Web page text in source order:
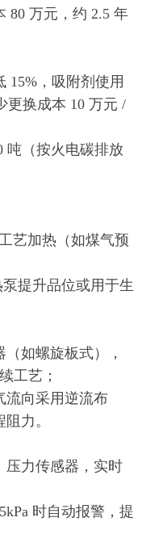
80 万元，约 2.5 年
15%，吸附剂使用
更换成本 10 万元 /
吨（按火电碳排放
艺加热（如煤气预
提升品位或用于生
如螺旋板式），
工艺；
流向采用逆流布
力。
压力传感器，实时
时自动报警，提